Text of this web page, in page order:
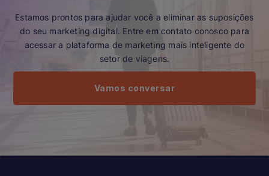
Estamos prontos para ajudar você a eliminar as suposições
do seu marketing digital. Entre em contato conosco para
acessar a plataforma de marketing mais inteligente do
setor de viagens.
Vamos conversar